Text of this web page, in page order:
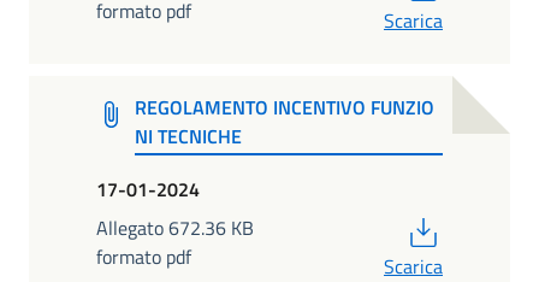
formato pdf
Scarica
REGOLAMENTO INCENTIVO FUNZIO
NI TECNICHE
17-01-2024
Allegato 672.36 KB
formato pdf
Scarica